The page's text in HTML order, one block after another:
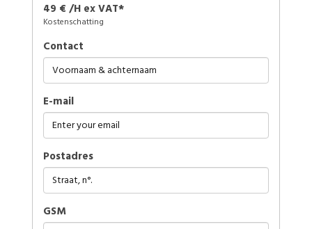
49 € /H ex VAT*
Kostenschatting
Contact
E-mail
Postadres
GSM